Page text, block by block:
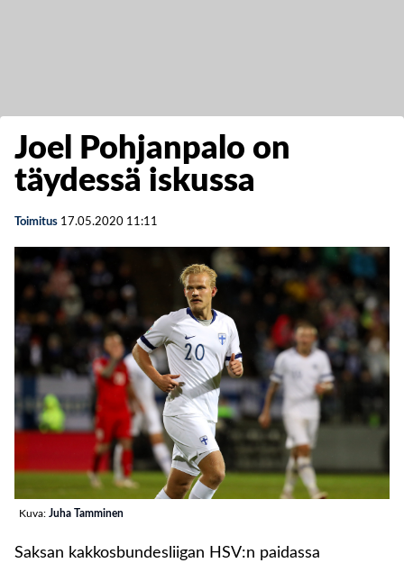
Joel Pohjanpalo on
täydessä iskussa
Toimitus 17.05.2020 11:11
Kuva: Juha Tamminen
Saksan kakkosbundesliigan HSV:n paidassa